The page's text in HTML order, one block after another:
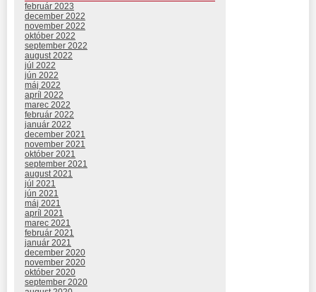
február 2023
december 2022
november 2022
október 2022
september 2022
august 2022
júl 2022
jún 2022
máj 2022
apríl 2022
marec 2022
február 2022
január 2022
december 2021
november 2021
október 2021
september 2021
august 2021
júl 2021
jún 2021
máj 2021
apríl 2021
marec 2021
február 2021
január 2021
december 2020
november 2020
október 2020
september 2020